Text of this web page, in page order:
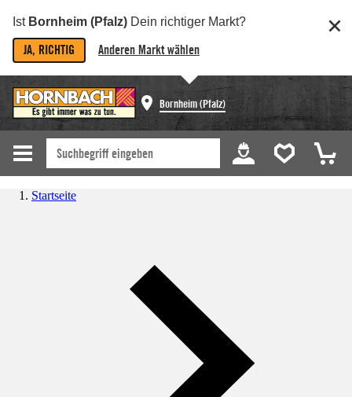
Ist Bornheim (Pfalz) Dein richtiger Markt?
JA, RICHTIG Anderen Markt wählen
Bornheim (Pfalz)
Startseite